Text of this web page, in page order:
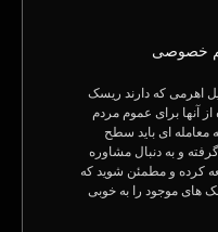
خصوصی
اهرمی که دارند ریسک
آنها برای عموم مردم
معامله ای باید سطح
و به دنبال مشاوره
کرده و مطمئن شوید که
های موجود را به خوبی